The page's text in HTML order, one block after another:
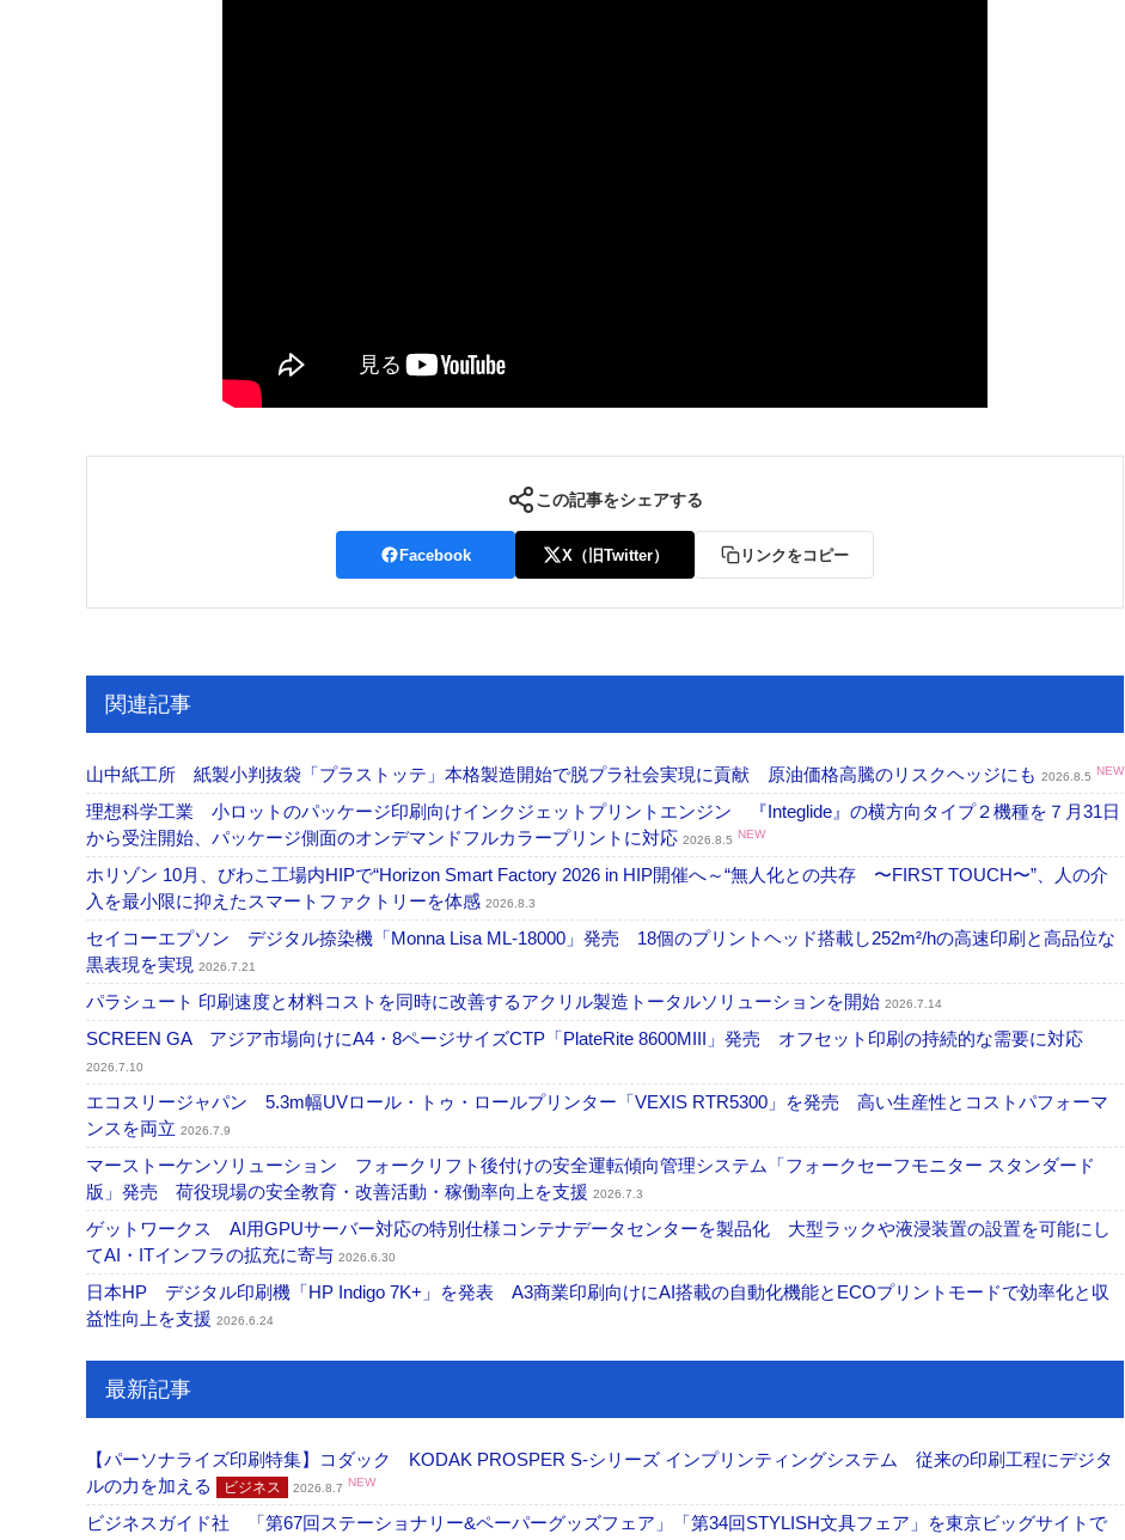
この記事をシェアする
Facebook X（旧Twitter） リンクをコピー
関連記事
山中紙工所 紙製小判抜袋「プラストッテ」本格製造開始で脱プラ社会実現に貢献 原油価格高騰のリスクヘッジにも 2026.8.5 NEW
理想科学工業 小ロットのパッケージ印刷向けインクジェットプリントエンジン 『Integlide』の横方向タイプ２機種を７月31日
から受注開始、パッケージ側面のオンデマンドフルカラープリントに対応 2026.8.5 NEW
ホリゾン 10月、びわこ工場内HIPで“Horizon Smart Factory 2026 in HIP開催へ～“無人化との共存 〜FIRST TOUCH〜”、人の介
入を最小限に抑えたスマートファクトリーを体感 2026.8.3
セイコーエプソン デジタル捺染機「Monna Lisa ML-18000」発売 18個のプリントヘッド搭載し252m²/hの高速印刷と高品位な
黒表現を実現 2026.7.21
パラシュート 印刷速度と材料コストを同時に改善するアクリル製造トータルソリューションを開始 2026.7.14
SCREEN GA アジア市場向けにA4・8ページサイズCTP「PlateRite 8600MIII」発売 オフセット印刷の持続的な需要に対応
2026.7.10
エコスリージャパン 5.3m幅UVロール・トゥ・ロールプリンター「VEXIS RTR5300」を発売 高い生産性とコストパフォーマ
ンスを両立 2026.7.9
マーストーケンソリューション フォークリフト後付けの安全運転傾向管理システム「フォークセーフモニター スタンダード
版」発売 荷役現場の安全教育・改善活動・稼働率向上を支援 2026.7.3
ゲットワークス AI用GPUサーバー対応の特別仕様コンテナデータセンターを製品化 大型ラックや液浸装置の設置を可能にし
てAI・ITインフラの拡充に寄与 2026.6.30
日本HP デジタル印刷機「HP Indigo 7K+」を発表 A3商業印刷向けにAI搭載の自動化機能とECOプリントモードで効率化と収
益性向上を支援 2026.6.24
最新記事
【パーソナライズ印刷特集】コダック KODAK PROSPER S-シリーズ インプリンティングシステム 従来の印刷工程にデジタ
ルの力を加える
ビジネス 2026.8.7 NEW
ビジネスガイド社 「第67回ステーショナリー&ペーパーグッズフェア」「第34回STYLISH文具フェア」を東京ビッグサイトで